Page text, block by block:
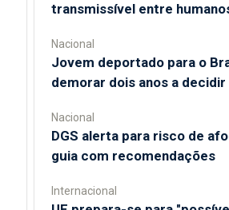
transmissível entre
Nacional
Jovem deportado para o
demorar dois anos a
Nacional
DGS alerta para risco de
guia com recomendações
Internacional